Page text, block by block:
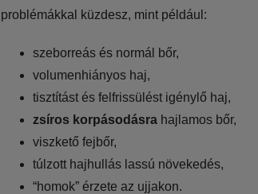
problémákkal küzdesz, mint például:
szeborreás és normál bőr,
volumenhiányos haj,
tisztítást és felfrissülést igénylő haj,
zsíros korpásodásra hajlamos bőr,
viszkető fejbőr,
túlzott hajhullás lassú növekedés,
“homok” érzete az ujjakon.